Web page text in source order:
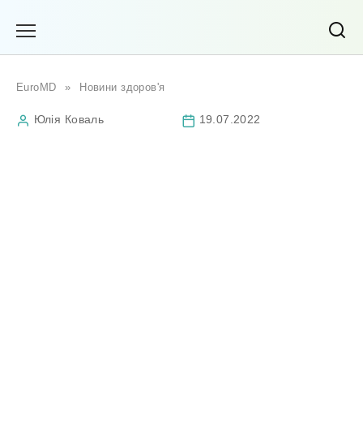
EuroMD » Новини здоров'я
Юлія Коваль 19.07.2022